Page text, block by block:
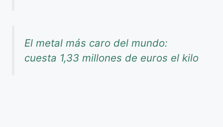
El metal más caro del mundo:
cuesta 1,33 millones de euros el kilo